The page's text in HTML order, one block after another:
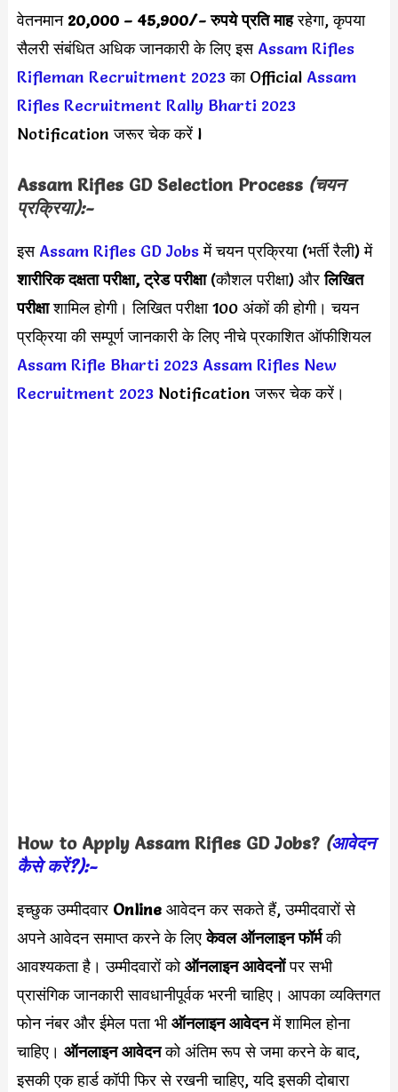
वेतनमान 20,000 – 45,900/- रुपये प्रति माहरहेगा, कृपया
सैलरी संबंधित अधिक जानकारी के लिए इस Assam Rifles
Rifleman Recruitment 2023का Official Assam
Rifles Recruitment Rally Bharti 2023
Notification जरूर चेक करें l
Assam Rifles GD Selection Process (चयन
प्रक्रिया):-
इसAssam Rifles GD Jobsमें चयन प्रक्रिया (भर्ती रैली) में
शारीरिक दक्षता परीक्षा, ट्रेड परीक्षा(कौशल परीक्षा) औरलिखित
परीक्षाशामिल होगी। लिखित परीक्षा 100 अंकों की होगी। चयन
प्रक्रिया की सम्पूर्ण जानकारी के लिए नीचे प्रकाशित ऑफीशियल
Assam Rifle Bharti 2023 Assam Rifles New
Recruitment 2023Notification जरूर चेक करें।
How to Apply Assam Rifles GD Jobs?(आवेदन
कैसे करें?):-
इच्छुक उम्मीदवार Online आवेदन कर सकते हैं, उम्मीदवारों से
अपने आवेदन समाप्त करने के लिएकेवल ऑनलाइन फॉर्मकी
आवश्यकता है। उम्मीदवारों कोऑनलाइन आवेदनोंपर सभी
प्रासंगिक जानकारी सावधानीपूर्वक भरनी चाहिए। आपका व्यक्तिगत
फोन नंबर और ईमेल पता भीऑनलाइन आवेदनमें शामिल होना
चाहिए। ऑनलाइन आवेदनको अंतिम रूप से जमा करने के बाद,
इसकी एक हार्ड कॉपी फिर से रखनी चाहिए, यदि इसकी दोबारा